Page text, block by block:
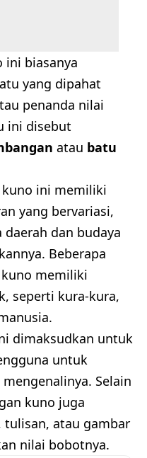
ini biasanya
yang dipahat
penanda nilai
ini disebut
atau batu
ini memiliki
yang bervariasi,
dan budaya
Beberapa
memiliki
seperti kura-kura,
dimaksudkan untuk
untuk
Selain
kuno juga
atau gambar
nilai bobotnya.